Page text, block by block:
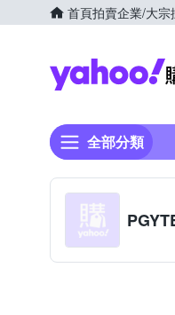
首頁拍賣企業/大宗
全部分類